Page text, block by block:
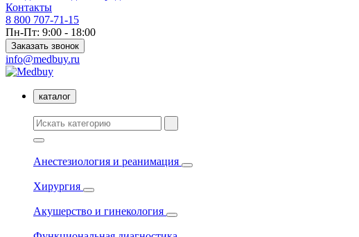
Контакты
8 800 707-71-15
Пн-Пт: 9:00 - 18:00
Заказать звонок
info@medbuy.ru
каталог
Анестезиология и реанимация
Хирургия
Акушерство и гинекология